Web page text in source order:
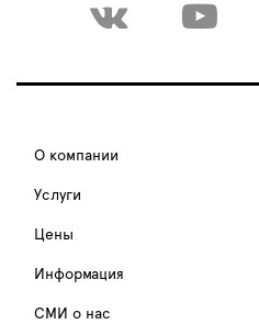
О компании
Услуги
Цены
Информация
СМИ о нас